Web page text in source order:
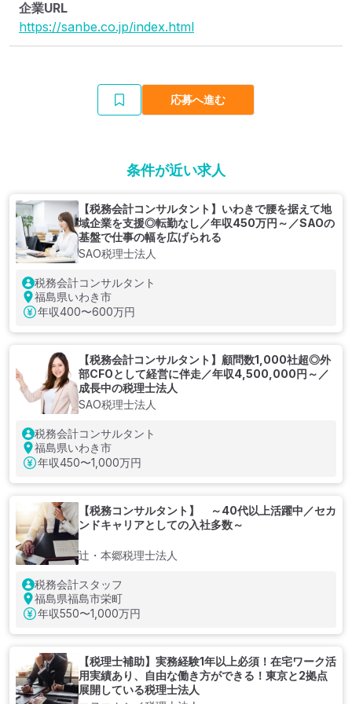
企業URL
https://sanbe.co.jp/index.html
応募へ進む
条件が近い求人
【税務会計コンサルタント】いわきで腰を据えて地
域企業を支援◎転勤なし／年収450万円～／SAOの
基盤で仕事の幅を広げられる
SAO税理士法人
税務会計コンサルタント
福島県いわき市
年収400〜600万円
【税務会計コンサルタント】顧問数1,000社超◎外
部CFOとして経営に伴走／年収4,500,000円～／
成長中の税理士法人
SAO税理士法人
税務会計コンサルタント
福島県いわき市
年収450〜1,000万円
【税務コンサルタント】 ～40代以上活躍中／セカ
ンドキャリアとしての入社多数～
辻・本郷税理士法人
税務会計スタッフ
福島県福島市栄町
年収550〜1,000万円
【税理士補助】実務経験1年以上必須！在宅ワーク活
用実績あり、自由な働き方ができる！東京と2拠点
展開している税理士法人